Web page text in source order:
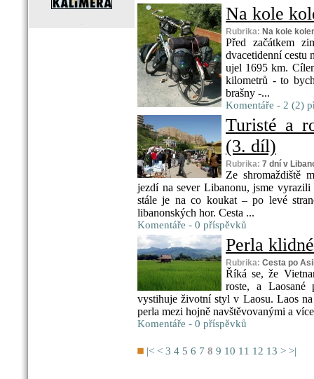
Na kole
Rubrika: Na kole
Před začátkem
dvacetidenní cestu
ujel 1695 km.
kilometrů - to
brašny -...
Komentáře - 2 (2)
Turisté a
(3. díl)
Rubrika: 7 dní v
Ze shromaždiště
jezdí na sever Libanonu, jsme
stále je na co koukat – po levé
libanonských hor. Cesta ...
Komentáře - 0 příspěvků
Perla
Rubrika: Cesta po
Říká se, že
roste, a Laosané
vystihuje životní styl v Laosu. Laos
perla mezi hojně navštěvovanými a
Komentáře - 0 příspěvků
|< < 3 4 5 6 7 8 9 10 11 12 13 > >|